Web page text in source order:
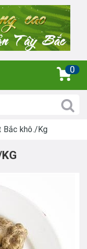
0
Bắc khô./Kg